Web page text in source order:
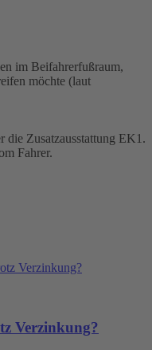
im Beifahrerfußraum,
möchte (laut
die Zusatzausstattung EK1.
Fahrer.
Verzinkung?
Verzinkung?